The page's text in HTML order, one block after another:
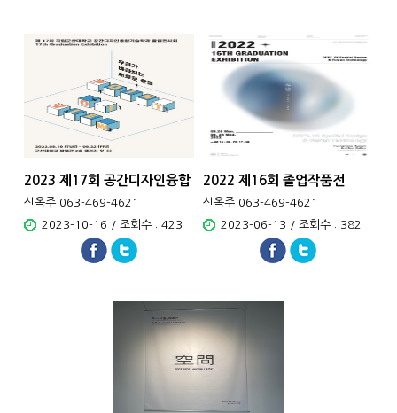
2023 제17회 공간디자인융합
기술학..
신옥주 063-469-4621
2023-10-16 / 조회수 : 423
2022 제16회 졸업작품전
신옥주 063-469-4621
2023-06-13 / 조회수 : 382